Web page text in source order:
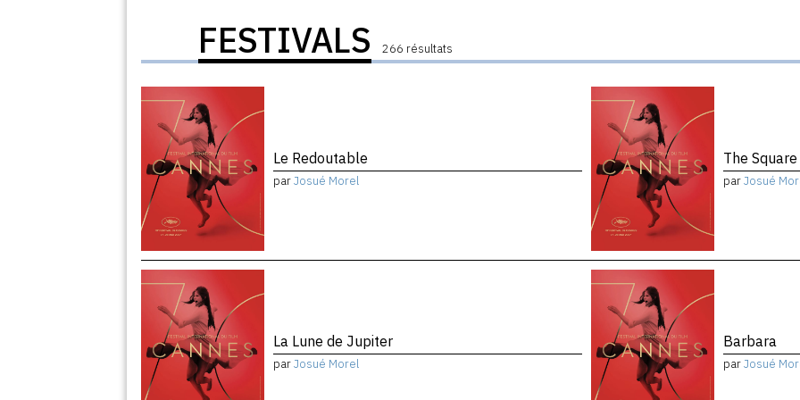
FESTIVALS 266 résultats
Le Redoutable
parJosué Morel
The Square
parJosué
La Lune de Jupiter
parJosué Morel
Barbara
parJosué